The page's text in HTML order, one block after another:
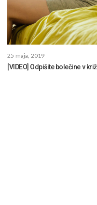
25 maja, 2019
[VIDEO] Odpišite bolečine v